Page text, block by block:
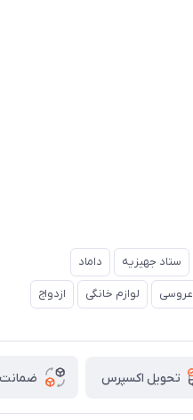
ستاد جهیزیه داماد
عروسی لوازم خانگی ازدواج
تحویل اکسپرس ضمانت